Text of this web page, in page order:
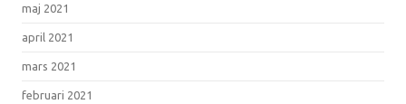
maj 2021
april 2021
mars 2021
februari 2021